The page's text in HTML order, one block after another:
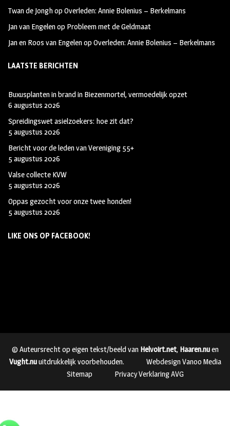
Twan de JonghopOverleden: Annie Bolenius – Berkelmans
Jan van Engelenop Probleem met de Geldmaat
Jan en Roos van EngelenopOverleden: Annie Bolenius – Berkelmans
LAATSTE BERICHTEN
Buxusplanten in brand in Biezenmortel, vermoedelijk opzet
6 augustus 2026
Spreidingswet asielzoekers: hoe zit dat?
5 augustus 2026
Bericht voor de leden van Vereniging 55+
5 augustus 2026
Valse collecte KVW
5 augustus 2026
Oppas gezocht voor onze twee honden!
5 augustus 2026
LIKE ONS OP FACEBOOK!
© Auteursrecht op eigen tekst/beeld van Helvoirt.net, Haaren.nuen
Vught.nuuitdrukkelijk voorbehouden.
Webdesign Vanoo Media
Sitemap
Privacy Verklaring AVG